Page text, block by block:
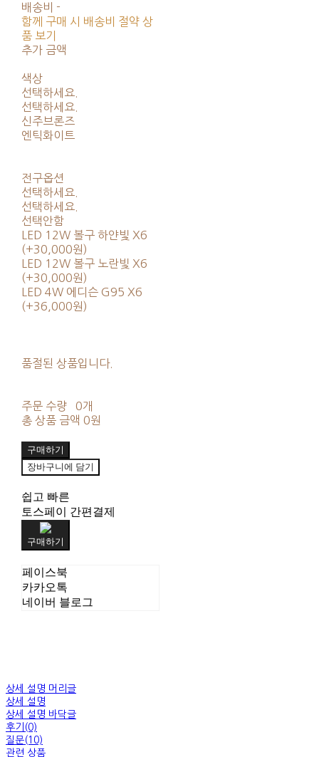
배송비 -
함께 구매 시 배송비 절약 상
품 보기
추가 금액
색상
선택하세요.
선택하세요.
신주브론즈
엔틱화이트
전구옵션
선택하세요.
선택하세요.
선택안함
LED 12W 볼구 하얀빛 X6
(+30,000원)
LED 12W 볼구 노란빛 X6
(+30,000원)
LED 4W 에디슨 G95 X6
(+36,000원)
품절된 상품입니다.
주문 수량
0개
총 상품 금액 0원
구매하기
장바구니에 담기
쉽고 빠른
토스페이 간편결제
구매하기
페이스북
카카오톡
네이버 블로그
상세 설명 머리글
상세 설명
상세 설명 바닥글
후기(0)
질문(10)
관련 상품